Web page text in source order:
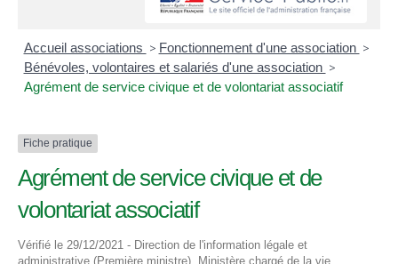
Accueil associations > Fonctionnement d'une association >
Bénévoles, volontaires et salariés d'une association >
Agrément de service civique et de volontariat associatif
Fiche pratique
Agrément de service civique et de
volontariat associatif
Vérifié le 29/12/2021 - Direction de l'information légale et
administrative (Première ministre), Ministère chargé de la vie